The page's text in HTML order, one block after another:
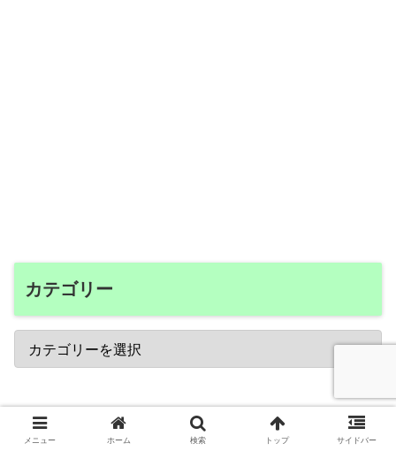
カテゴリー
メニュー ホーム 検索 トップ サイドバー